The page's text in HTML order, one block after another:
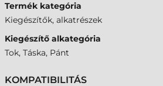
Termék kategória
Kiegészítők, alkatrészek
Kiegészítő alkategória
Tok, Táska, Pánt
KOMPATIBILITÁS